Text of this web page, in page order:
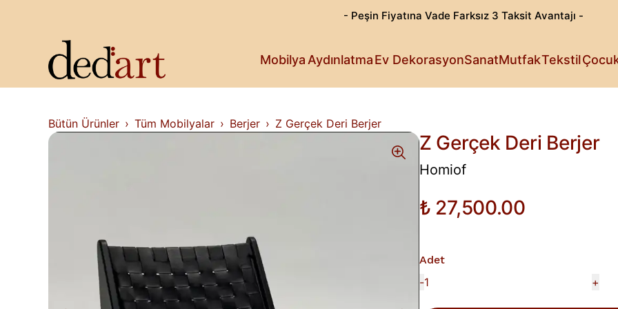
- Peşin Fiyatına Vade Farksız 3 Taksit Avantajı -
Mobilya
Kitaplık & Raf
Televizyon Ünitesi
Aydınlatma Işıldayan
Ev Dekorasyon Detaylı
Sanat Sanattan
Mutfak Estetik
Tekstil
Rahat
Küçüklerin
Patili
Fark
Bütün Ürünler Tüm Mobilyalar Berjer Z Gerçek Deri Berjer
Z Gerçek Deri Berjer
Homiof
₺ 27,500.00
Adet
- +